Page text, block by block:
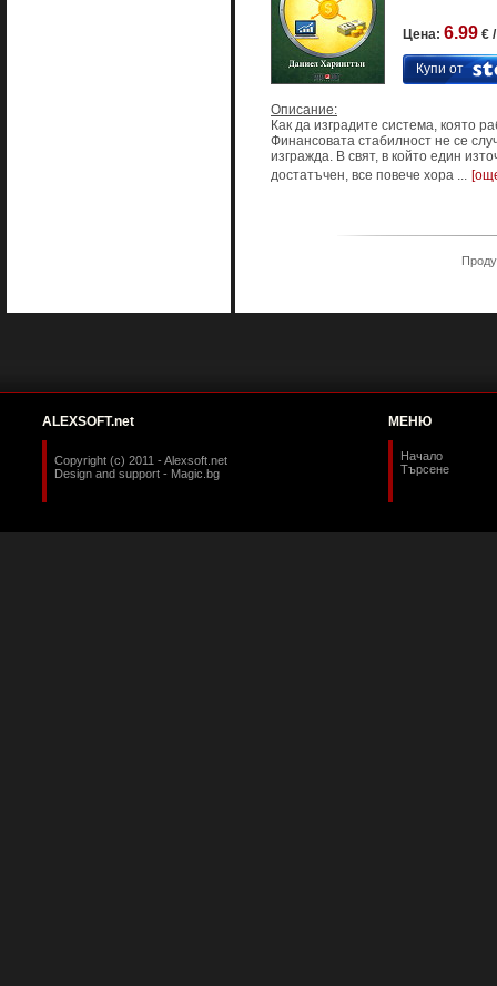
Цена: 6.99 €
Купи от
Описание:
Как да изградите система, която
Финансовата стабилност не се
изгражда. В свят, в който един
достатъчен, все повече хора ...
ALEXSOFT.net
Copyright (c) 2011 - Alexsoft.net
Design and support - Magic.bg
МЕНЮ
Начало
Търсене